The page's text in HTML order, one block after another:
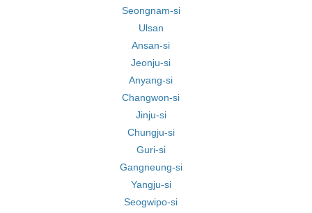
Seongnam-si
Ulsan
Ansan-si
Jeonju-si
Anyang-si
Changwon-si
Jinju-si
Chungju-si
Guri-si
Gangneung-si
Yangju-si
Seogwipo-si